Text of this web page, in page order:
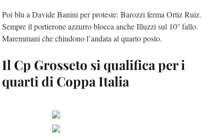
Poi blu a Davide Banini per proteste: Barozzi ferma Ortiz Ruiz.
Sempre il portierone azzurro blocca anche Illuzzi sul 10° fallo.
Maremmani che chiudono l’andata al quarto posto.
Il Cp Grosseto si qualifica per i
quarti di Coppa Italia